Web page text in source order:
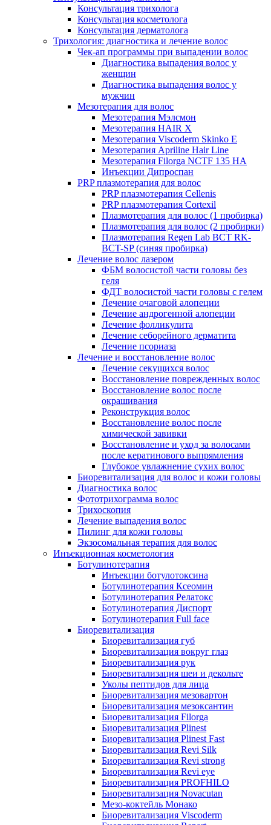
Консультация трихолога
Консультация косметолога
Консультация дерматолога
Трихология: диагностика и лечение волос
Чек-ап программы при выпадении волос
Диагностика выпадения волос у
женщин
Диагностика выпадения волос у
мужчин
Мезотерапия для волос
Мезотерапия Мэлсмон
Мезотерапия HAIR X
Мезотерапия Viscoderm Skinko E
Мезотерапия Apriline Hair Line
Мезотерапия Filorga NCTF 135 HA
Инъекции Дипроспан
PRP плазмотерапия для волос
PRP плазмотерапия Cellenis
PRP плазмотерапия Cortexil
Плазмотерапия для волос (1 пробирка)
Плазмотерапия для волос (2 пробирки)
Плазмотерапия Regen Lab BCT RK-
BCT-SP (синяя пробирка)
Лечение волос лазером
ФБМ волосистой части головы без
геля
ФДТ волосистой части головы с гелем
Лечение очаговой алопеции
Лечение андрогенной алопеции
Лечение фолликулита
Лечение себорейного дерматита
Лечение псориаза
Лечение и восстановление волос
Лечение секущихся волос
Восстановление поврежденных волос
Восстановление волос после
окрашивания
Реконструкция волос
Восстановление волос после
химической завивки
Восстановление и уход за волосами
после кератинового выпрямления
Глубокое увлажнение сухих волос
Биоревитализация для волос и кожи головы
Диагностика волос
Фототрихограмма волос
Трихоскопия
Лечение выпадения волос
Пилинг для кожи головы
Экзосомальная терапия для волос
Инъекционная косметология
Ботулинотерапия
Инъекции ботулотоксина
Ботулинотерапия Ксеомин
Ботулинотерапия Релатокс
Ботулинотерапия Диспорт
Ботулинотерапия Full face
Биоревитализация
Биоревитализация губ
Биоревитализация вокруг глаз
Биоревитализация рук
Биоревитализация шеи и декольте
Уколы пептидов для лица
Биоревитализация мезовартон
Биоревитализация мезоксантин
Биоревитализация Filorga
Биоревитализация Plinest
Биоревитализация Plinest Fast
Биоревитализация Revi Silk
Биоревитализация Revi strong
Биоревитализация Revi eye
Биоревитализация PROFHILO
Биоревитализация Novacutan
Мезо-коктейль Монако
Биоревитализация Viscoderm